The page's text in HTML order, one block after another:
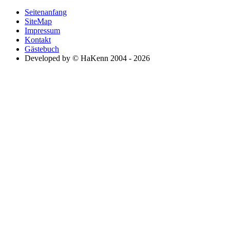
Seitenanfang
SiteMap
Impressum
Kontakt
Gästebuch
Developed by © HaKenn 2004 - 2026